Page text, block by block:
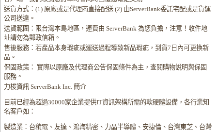
送貨方式：(1) 原廠或是代理商直接配送 (2) 由ServerBank委託宅配或是貨運
公司送達。
送貨範圍：限台灣本島地區，運費由 ServerBank 為您負擔，注意！收件地
址請勿為郵政信箱。
售後服務：若產品本身瑕疵或運送過程導致新品瑕疵，到貨7日內可更換新
品。
保固政策： 實際以原廠及代理商公告保固條件為主，查閱購物說明與保固
服務。
力梭資訊 ServerBank Inc. 簡介
目前已經為超過30000家企業提供IT資訊架構所需的軟硬體設備，各行業知
名客戶如：
製造業：台積電、友達、鴻海精密、力晶半導體、安捷倫、台灣東芝、台灣